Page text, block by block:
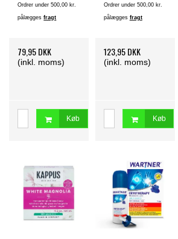
Ordrer under 500,00 kr.
pålæggesfragt
79,95 DKK
(inkl. moms)
Køb
Ordrer under 500,00 kr.
pålægges fragt
123,95 DKK
(inkl. moms)
Køb